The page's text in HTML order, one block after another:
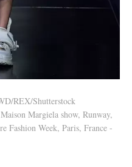
REX/Shutterstock
Margiela show, Runway,
Fashion Week, Paris, France -